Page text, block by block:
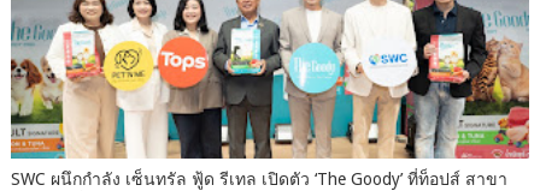
SWC ผนึกกำลัง เซ็นทรัล ฟู้ด รีเทล เปิดตัว ‘The Goody’ ที่ท็อปส์ สาขา